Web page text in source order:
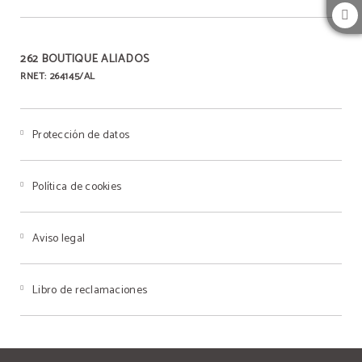
262 BOUTIQUE ALIADOS
RNET: 264145/AL
Protección de datos
Política de cookies
Aviso legal
Libro de reclamaciones